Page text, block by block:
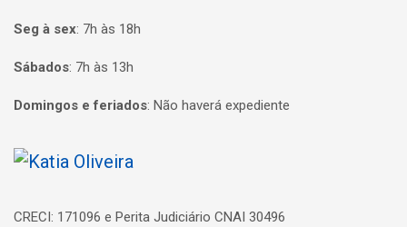
Seg à sex: 7h às 18h
Sábados: 7h às 13h
Domingos e feriados: Não haverá expediente
Página inicial
CRECI: 171096 e Perita Judiciário CNAI 30496